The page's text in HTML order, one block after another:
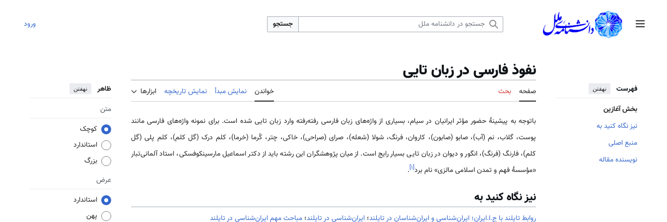
منوی اصلی جستجو ورود
فهرست نهفتن
بخش آغازین
نیز نگاه کنید به
منبع اصلی
نویسنده مقاله
نفوذ فارسی در زبان تایی
صفحه بحث خواندن نمایش مبدأ نمایش تاریخچه ابزارها ظاهر نهفتن
متن
کوچک
استاندارد
بزرگ
عرض
استاندارد
پهن
باتوجه به پیشینهٔ حضور مؤثر ایرانیان در سیام، بسیاری از واژه‌های زبان فارسی رفته‌رفته وارد زبان تایی شده است. برای نمونه واژه‌های فارسی مانند
پوست، گلاب، نم (آب)، صابو (صابون)، کاروان، فرنگ، شولا (شعله)، صرای (صراحی)، خاکی، چتر، کُرما (خرما)، کلم درک (گل کلم)، کلم پلی (گل
کلم)، فارنگ (فرنگ)، انگور و دیوان در زبان تایی بسیار رایج است. از میان پژوهشگران این رشته باید از دکتر اسماعیل مارسینکوفسکی، استاد آلمانی‌تبار
«مؤسسهٔ فهم و تمدن اسلامی مالزی» نام برد[۱]
.
نیز نگاه کنید به
روابط تایلند با ج.ا.ایران؛ ایران‌شناسی و ایران‌شناسان در تایلند؛ ایران‌شناسی در تایلند؛ مباحث مهم ایران‌شناسی در تایلند